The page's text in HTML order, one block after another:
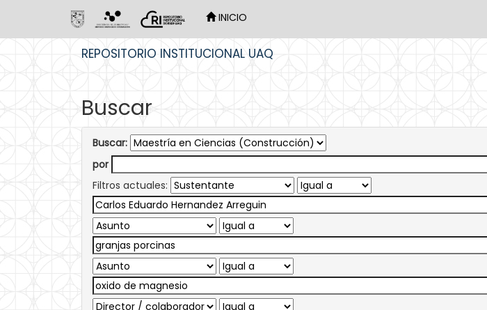
INICIO
REPOSITORIO INSTITUCIONAL UAQ
Buscar
Buscar:
por
Filtros actuales: